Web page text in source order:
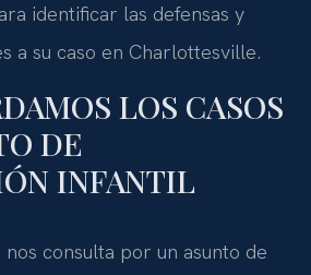
identificar las defensas y
a su caso en Charlottesville.
LOS CASOS
DE
INFANTIL
consulta por un asunto de